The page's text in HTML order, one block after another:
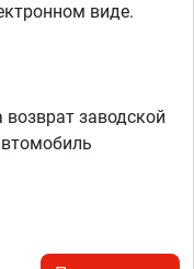
виде.
заводской